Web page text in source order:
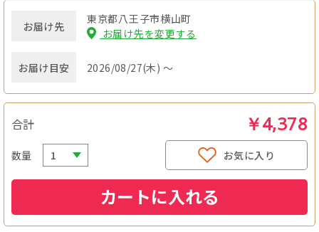
お届け先
東京都八王子市横山町
お届け先を変更する
お届け目安 2026/08/27(木) ～
合計 ￥4,378
数量 お気に入り
カートに入れる